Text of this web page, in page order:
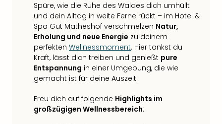
Spüre, wie die Ruhe des Waldes dich umhüllt
und dein Alltag in weite Ferne rückt – im Hotel &
Spa Gut Matheshof verschmelzen Natur,
Erholung und neue Energie zu deinem
perfekten Wellnessmoment. Hier tankst du
Kraft, lässt dich treiben und genießt pure
Entspannung in einer Umgebung, die wie
gemacht ist für deine Auszeit.
Freu dich auf folgende Highlights im
großzügigen Wellnessbereich: